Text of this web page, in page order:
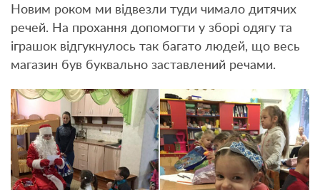
Новим роком ми відвезли туди чимало дитячих
речей. На прохання допомогти у зборі одягу та
іграшок відгукнулось так багато людей, що весь
магазин був буквально заставлений речами.